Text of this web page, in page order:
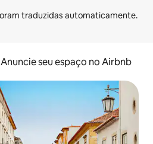
Anuncie seu espaço no Airbnb